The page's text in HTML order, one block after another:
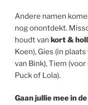
Andere namen
nog onontdekt.
houdt van kort &
Koen), Gies (in
van Bink), Tiem
Puck of Lola).
Gaan jullie mee in